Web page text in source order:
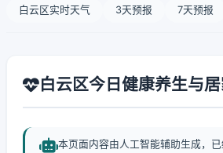
白云区实时天气 3天预报 7天预报
白云区今日健康养生与
本页面内容由人工智能辅助生成，